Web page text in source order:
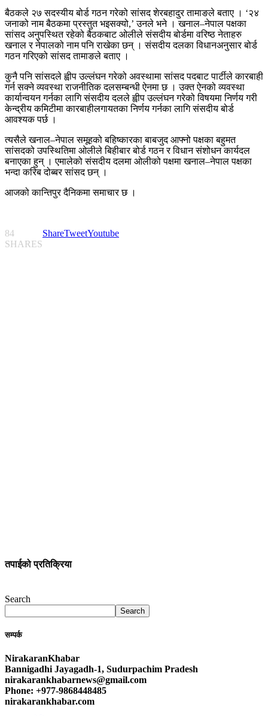
बैठकले २७ सदस्यीय बोर्ड गठन गरेको सांसद शेरबहादुर तामाङले बताए । ‘२४
जनाको नाम बैठकमा प्रस्तुत भइसक्यो,’ उनले भने । खनाल–नेपाल पक्षका
सांसद अनुपस्थित रहेको बैठकबाट ओलीले संसदीय बोर्डमा वरिष्ठ नेताहरु
खनाल र नेपालको नाम पनि राखेका छन् । संसदीय दलका विधानअनुसार बोर्ड
गठन गरिएको सांसद तामाङले बताए ।
कुनै पनि सांसदले ह्वीप उल्लंघन गरेको अवस्थामा सांसद पदबाट पार्टीले कारबाही
गर्न सक्ने व्यवस्था राजनीतिक दलसम्बन्धी ऐनमा छ । उक्त ऐनको व्यवस्था
कार्यान्वयन गर्नका लागि संसदीय दलले ह्वीप उल्लंघन गरेको विषयमा निर्णय गरी
केन्द्रीय कमिटीमा कारबाहीलगायतका निर्णय गर्नका लागि संसदीय बोर्ड
आवश्यक पर्छ ।
त्यसैले खनाल–नेपाल समूहको बहिष्कारका बाबजुद आफ्नो पक्षका बहुमत
सांसदको उपस्थितिमा ओलीले बिहीबार बोर्ड गठन र विधान संशोधन कार्यदल
बनाएका हुन् । एमालेको संसदीय दलमा ओलीको पक्षमा खनाल–नेपाल पक्षका
भन्दा करिब दोब्बर सांसद छन् ।
आजको कान्तिपुर दैनिकमा समाचार छ ।
84
SHARES
ShareTweetYoutube
तपाईको प्रतिक्रिया
Search
Search
सम्पर्क
NirakaranKhabar
Bannigadhi Jayagadh-1, Sudurpachim Pradesh
nirakarankhabarnews@gmail.com
Phone: +977-9868448485
nirakarankhabar.com